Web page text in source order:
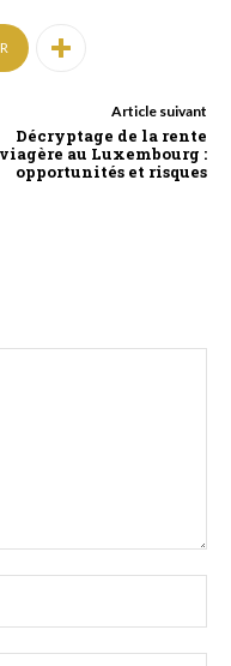
Article suivant
Décryptage de la rente
viagère au Luxembourg :
opportunités et risques